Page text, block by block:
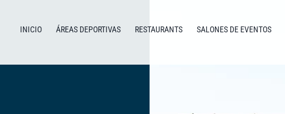
INICIO ÁREAS DEPORTIVAS RESTAURANTS SALONES DE EVENTOS